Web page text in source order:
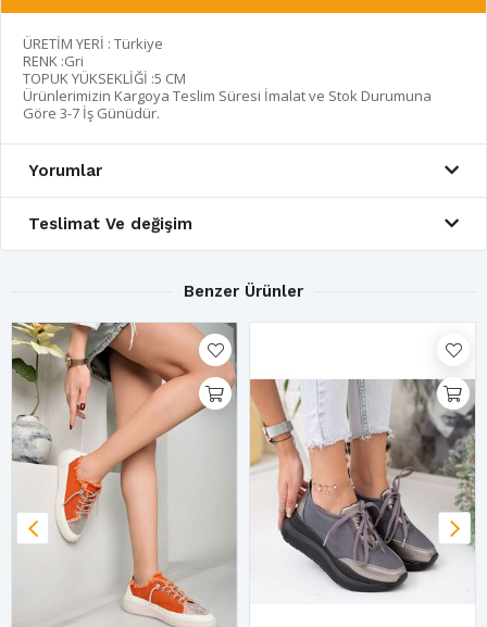
ÜRETİM YERİ : Türkiye
RENK :Gri
TOPUK YÜKSEKLİĞİ :5 CM
Ürünlerimizin Kargoya Teslim Süresi İmalat ve Stok Durumuna
Göre 3-7 İş Günüdür.
Yorumlar
Teslimat Ve değişim
Benzer Ürünler